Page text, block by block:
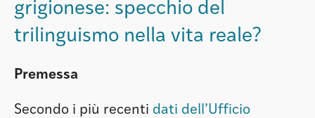
grigionese: specchio del
trilinguismo nella vita reale?
Premessa
Secondo i più recenti dati dell’Ufficio